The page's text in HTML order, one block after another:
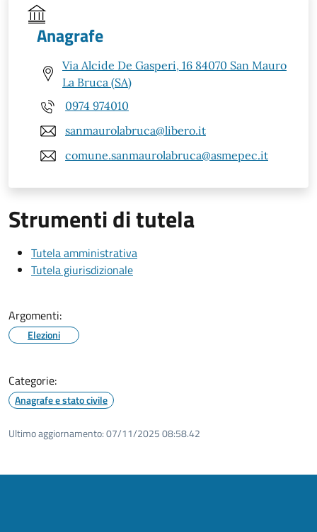
Anagrafe
Via Alcide De Gasperi, 16 84070 San Mauro
La Bruca (SA)
0974 974010
sanmaurolabruca@libero.it
comune.sanmaurolabruca@asmepec.it
Strumenti di tutela
Tutela amministrativa
Tutela giurisdizionale
Argomenti:
Elezioni
Categorie:
Anagrafe e stato civile
Ultimo aggiornamento:07/11/2025 08:58.42